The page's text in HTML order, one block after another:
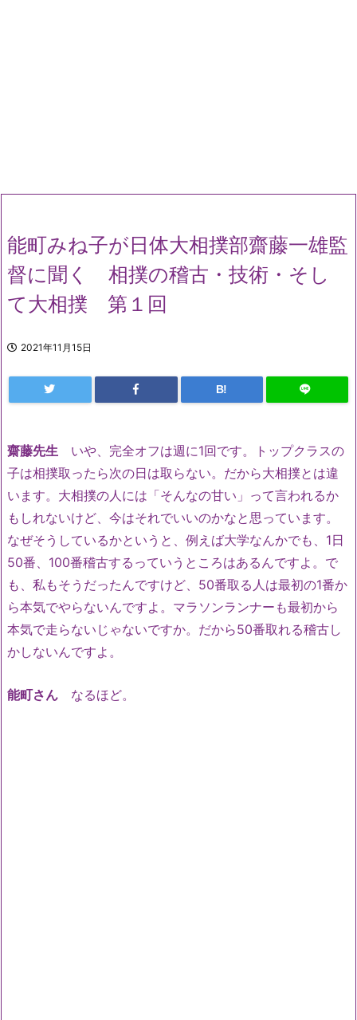
能町みね子が日体大相撲部齋藤一雄監
督に聞く 相撲の稽古・技術・そし
て大相撲 第１回
2021年11月15日
B!
齋藤先生 いや、完全オフは週に1回です。トップクラスの
子は相撲取ったら次の日は取らない。だから大相撲とは違
います。大相撲の人には「そんなの甘い」って言われるか
もしれないけど、今はそれでいいのかなと思っています。
なぜそうしているかというと、例えば大学なんかでも、1日
50番、100番稽古するっていうところはあるんですよ。で
も、私もそうだったんですけど、50番取る人は最初の1番か
ら本気でやらないんですよ。マラソンランナーも最初から
本気で走らないじゃないですか。だから50番取れる稽古し
かしないんですよ。
能町さん なるほど。